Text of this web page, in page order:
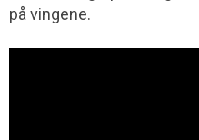
på vingene.